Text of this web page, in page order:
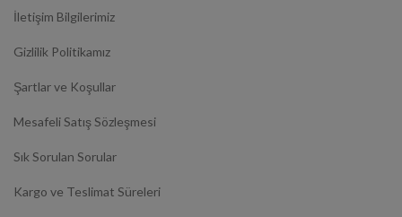
İletişim Bilgilerimiz
Gizlilik Politikamız
Şartlar ve Koşullar
Mesafeli Satış Sözleşmesi
Sık Sorulan Sorular
Kargo ve Teslimat Süreleri